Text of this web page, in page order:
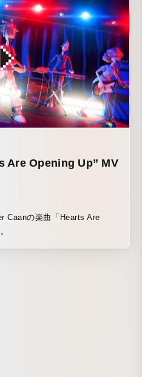
が実現。 両者が放つエネルギ
タルな奇跡の瞬間が生み出さ
Are Opening Up” MV
Caanの楽曲「Hearts Are